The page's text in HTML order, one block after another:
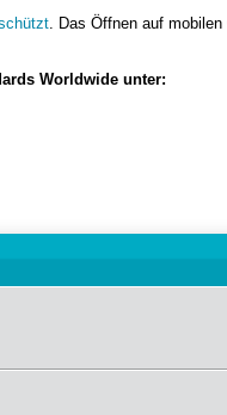
. Das Öffnen auf
Worldwide unter: